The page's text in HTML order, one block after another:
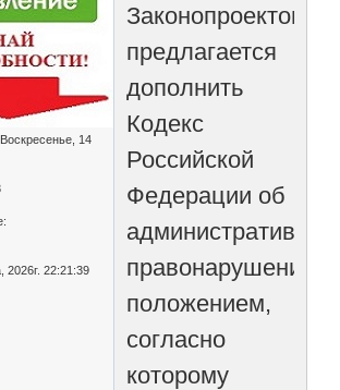
14
2026г. 22:21:39
Законопроектом
предлагается
дополнить
Кодекс
Российской
Федерации об
административных
правонарушениях
положением,
согласно
которому